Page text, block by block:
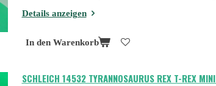
Details anzeigen
In den Warenkorb
SCHLEICH 14532 TYRANNOSAURUS REX T-REX